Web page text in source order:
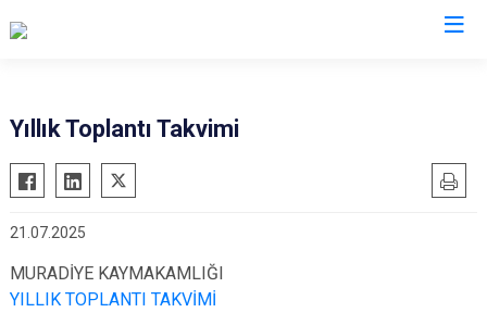
Bahçesaray
Başkale
Çaldıran
Çatak
Edremit
Yıllık Toplantı Takvimi
21.07.2025
MURADİYE KAYMAKAMLIĞI
YILLIK TOPLANTI TAKVİMİ